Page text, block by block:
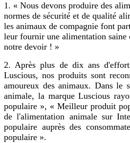
1. « Nous devons produire des
normes de sécurité et de qualité
les animaux de compagnie font
leur fournir une alimentation saine
notre devoir ! »
2. Après plus de dix ans
Luscious, nos produits sont
amoureux des animaux. Dans le
animale, la marque Luscious
populaire », « Meilleur produit
de l'alimentation animale sur
populaire auprès des
populaire ».